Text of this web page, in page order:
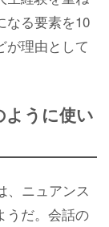
なる要素を10
が理由として
ように使い
、ニュアンス
うだ。会話の